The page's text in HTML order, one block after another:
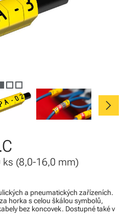
chevron_right
ks (8,0-16,0 mm)
a pneumatických zařízeních.
horka s celou škálou symbolů,
bez koncovek. Dostupné také v